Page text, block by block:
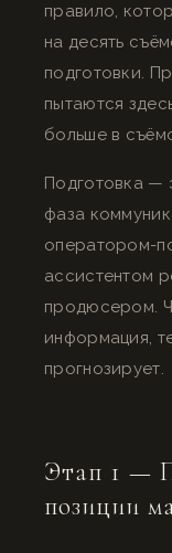
правило,
на десять
подготовки.
пытаются
больше в
Подготовка —
фаза
оператором-
ассистентом
продюсером.
информация,
прогнозирует.
Этап 1 —
позиции